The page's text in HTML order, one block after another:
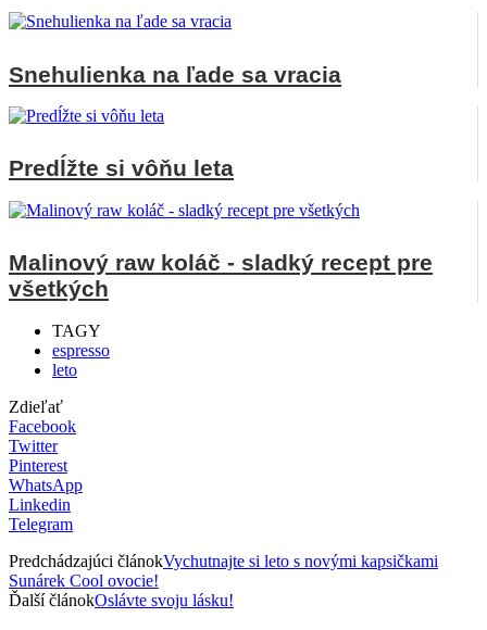
Snehulienka na ľade sa vracia
Predĺžte si vôňu leta
Malinový raw koláč - sladký recept pre
všetkých
TAGY
espresso
leto
Zdieľať
Facebook
Twitter
Pinterest
WhatsApp
Linkedin
Telegram
Predchádzajúci článokVychutnajte si leto s novými kapsičkami
Sunárek Cool ovocie!
Ďalší článokOslávte svoju lásku!